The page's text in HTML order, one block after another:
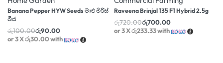
Banana Pepper HYW Seeds මාළු මිරිස්
බීජ
රු100.00රු90.00
or 3 Xරු30.00with
Raveena Brinjal 135 F1 Hybrid 2.5g
රු720.00රු700.00
or 3 Xරු233.33with